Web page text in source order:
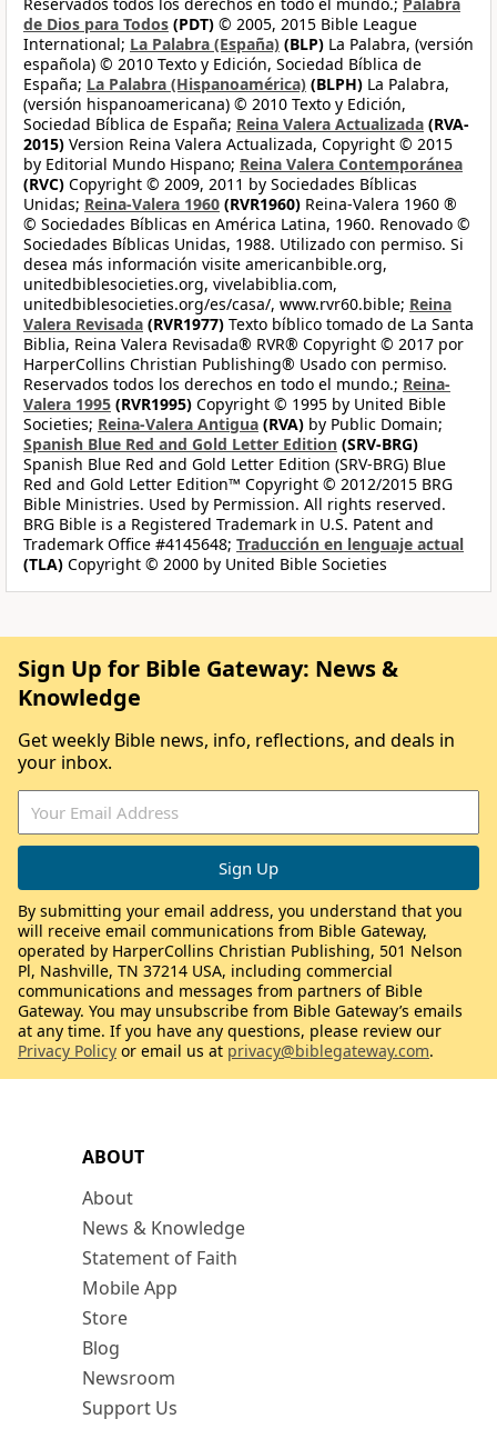
de Dios para Todos (PDT) © 2005, 2015 Bible League
International; La Palabra (España) (BLP) La Palabra, (versión
española) © 2010 Texto y Edición, Sociedad Bíblica de
España; La Palabra (Hispanoamérica) (BLPH) La Palabra,
(versión hispanoamericana) © 2010 Texto y Edición,
Sociedad Bíblica de España; Reina Valera Actualizada (RVA-
2015) Version Reina Valera Actualizada, Copyright © 2015
by Editorial Mundo Hispano; Reina Valera Contemporánea
(RVC) Copyright © 2009, 2011 by Sociedades Bíblicas
Unidas; Reina-Valera 1960 (RVR1960) Reina-Valera 1960 ®
© Sociedades Bíblicas en América Latina, 1960. Renovado ©
Sociedades Bíblicas Unidas, 1988. Utilizado con permiso. Si
desea más información visite americanbible.org,
unitedbiblesocieties.org, vivelabiblia.com,
unitedbiblesocieties.org/es/casa/, www.rvr60.bible; Reina
Valera Revisada (RVR1977) Texto bíblico tomado de La Santa
Biblia, Reina Valera Revisada® RVR® Copyright © 2017 por
HarperCollins Christian Publishing® Usado con permiso.
Reservados todos los derechos en todo el mundo.; Reina-
Valera 1995 (RVR1995) Copyright © 1995 by United Bible
Societies; Reina-Valera Antigua (RVA) by Public Domain;
Spanish Blue Red and Gold Letter Edition (SRV-BRG)
Spanish Blue Red and Gold Letter Edition (SRV-BRG) Blue
Red and Gold Letter Edition™ Copyright © 2012/2015 BRG
Bible Ministries. Used by Permission. All rights reserved.
BRG Bible is a Registered Trademark in U.S. Patent and
Trademark Office #4145648; Traducción en lenguaje actual
(TLA) Copyright © 2000 by United Bible Societies
ABOUT
About
News & Knowledge
Statement of Faith
Mobile App
Store
Blog
Newsroom
Support Us
Sign Up for Bible Gateway: News &
Knowledge
Get weekly Bible news, info, reflections, and deals in
your inbox.
By submitting your email address, you understand that you
will receive email communications from Bible Gateway,
operated by HarperCollins Christian Publishing, 501 Nelson
Pl, Nashville, TN 37214 USA, including commercial
communications and messages from partners of Bible
Gateway. You may unsubscribe from Bible Gateway’s emails
at any time. If you have any questions, please review our
Privacy Policy or email us at privacy@biblegateway.com.